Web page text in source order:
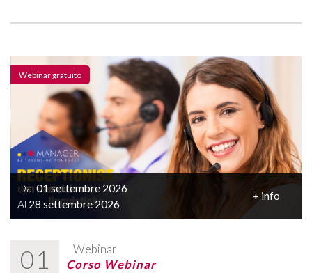
Dal01 settembre 2026
Al 28 settembre 2026
+ info
01 Webinar
Webinar gratuito
Corso Webinar